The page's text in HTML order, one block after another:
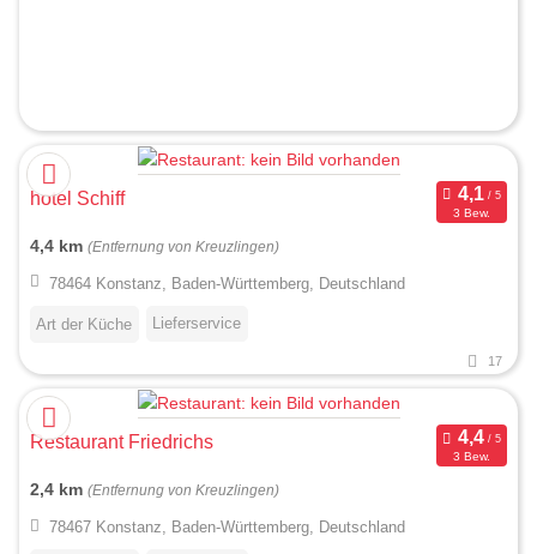
hotel Schiff
3 Bew.
4,4 km (Entfernung von Kreuzlingen)
78464 Konstanz, Baden-Württemberg, Deutschland
Art der Küche Lieferservice
17
Restaurant Friedrichs
3 Bew.
2,4 km (Entfernung von Kreuzlingen)
78467 Konstanz, Baden-Württemberg, Deutschland